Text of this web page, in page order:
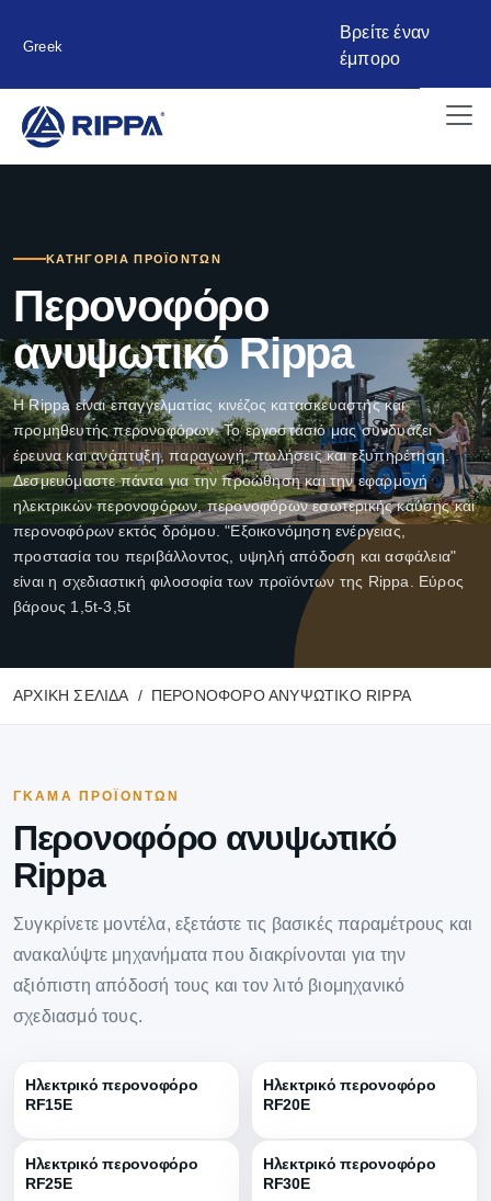
Greek
Βρείτε έναν
έμπορο
ΚΑΤΗΓΟΡΊΑ ΠΡΟΪΌΝΤΩΝ
Περονοφόρο
ανυψωτικό Rippa
Η Rippa είναι επαγγελματίας κινέζος κατασκευαστής και
προμηθευτής περονοφόρων. Το εργοστάσιό μας συνδυάζει
έρευνα και ανάπτυξη, παραγωγή, πωλήσεις και εξυπηρέτηση.
Δεσμευόμαστε πάντα για την προώθηση και την εφαρμογή
ηλεκτρικών περονοφόρων, περονοφόρων εσωτερικής καύσης και
περονοφόρων εκτός δρόμου. "Εξοικονόμηση ενέργειας,
προστασία του περιβάλλοντος, υψηλή απόδοση και ασφάλεια"
είναι η σχεδιαστική φιλοσοφία των προϊόντων της Rippa. Εύρος
βάρους 1,5t-3,5t
ΑΡΧΙΚΉ ΣΕΛΊΔΑ ΠΕΡΟΝΟΦΌΡΟ ΑΝΥΨΩΤΙΚΌ RIPPA
ΓΚΆΜΑ ΠΡΟΪΌΝΤΩΝ
Περονοφόρο ανυψωτικό
Rippa
Συγκρίνετε μοντέλα, εξετάστε τις βασικές παραμέτρους και
ανακαλύψτε μηχανήματα που διακρίνονται για την
αξιόπιστη απόδοσή τους και τον λιτό βιομηχανικό
σχεδιασμό τους.
Ηλεκτρικό περονοφόρο
RF15E
Ηλεκτρικό περονοφόρο
RF20E
Ηλεκτρικό περονοφόρο
RF25E
Ηλεκτρικό περονοφόρο
RF30E